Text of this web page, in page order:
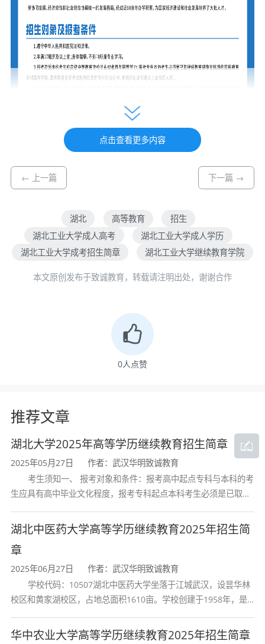
点击查看更多内容
← 上一篇 下一篇 →
湖北 高等教育
招生
湖北工业大学成人高考
湖北工业大学成人学历
湖北工业大学成考招生简章
湖北工业大学继续教育学院
本文原创发布于致诚教育，转载请注明出处，谢谢合作
0人点赞
推荐文章
湖北大学2025年高等学历继续教育招生简章
2025年05月27日
作者：武汉华明致诚教育
考生须知一、 报考对象和条件：报考高中起点专科与本科的考
生应具有高中毕业文化程度，报考专科起点本科考生必须是已取得
构颁发的大学专科毕业证书的人
湖北中医药大学高等学历继续教育2025年招生简
章
2025年06月27日
作者：武汉华明致诚教育
学校代码：10507湖北中医药大学坐落于江城武汉，设昙华林
校区和黄家湖校区，占地总面积1610亩。学校创建于1958年，是
育和最早开办中医研究
华中农业大学高等学历继续教育2025年招生简章